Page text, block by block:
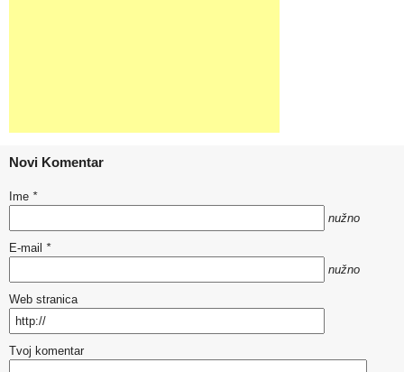
Novi Komentar
Ime *
nužno
E-mail *
nužno
Web stranica
Tvoj komentar